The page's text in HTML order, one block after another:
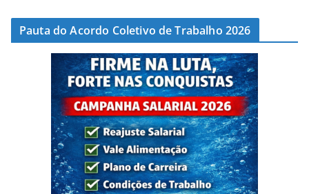
Pauta do Acordo Coletivo de Trabalho 2026